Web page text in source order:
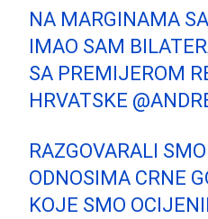
NA MARGINAMA
IMAO SAM
SA PREMIJEROM
HRVATSKE
RAZGOVARALI
ODNOSIMA CRNE
KOJE SMO